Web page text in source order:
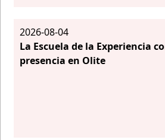
2026-08-04
La Escuela de la Experiencia
presencia en Olite